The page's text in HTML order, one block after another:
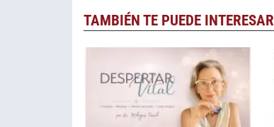
TAMBIÉN TE PUEDE INTERESAR